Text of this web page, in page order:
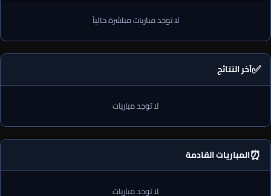
لا توجد مباريات مباشرة حالياً
✅آخر النتائج
لا توجد مباريات
⏰المباريات القادمة
لا توجد مباريات